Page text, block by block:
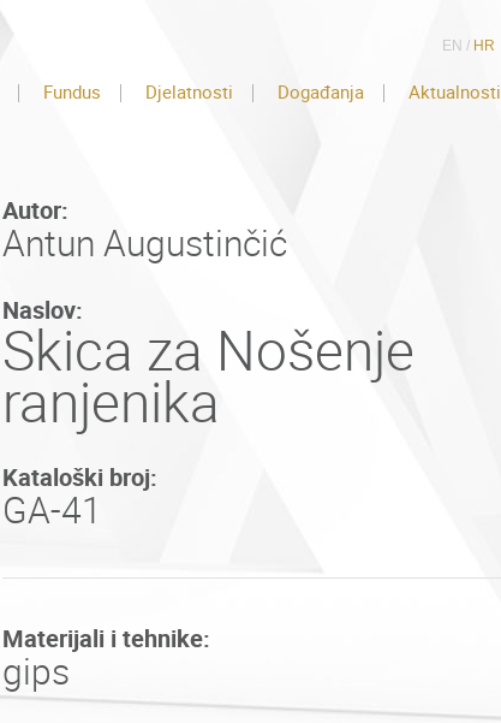
EN / HR
Fundus Djelatnosti Događanja Aktualnosti
Autor:
Antun Augustinčić
Naslov:
Skica za Nošenje
ranjenika
Kataloški broj:
GA-41
Materijali i tehnike:
gips